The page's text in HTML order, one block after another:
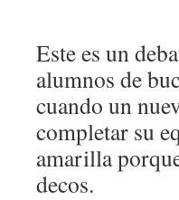
Este es un
alumnos de
cuando un
completar su
amarilla
decos.